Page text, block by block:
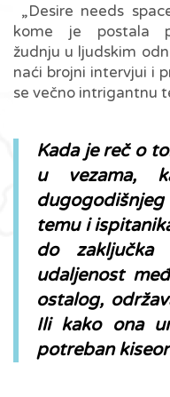
„Desire needs
kome je postala
žudnju u ljudskim
naći brojni intervjui i
se večno intrigantnu
Kada je reč o
u vezama,
temu i
do zaključka
udaljenost
ostalog,
Ili kako ona
potreban